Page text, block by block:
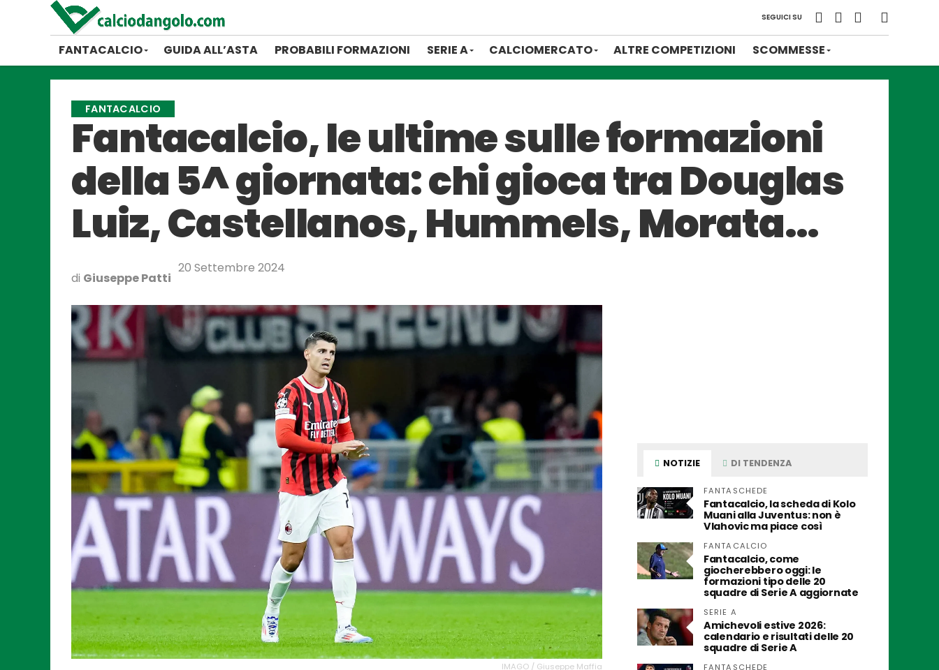
SEGUICI SU
FANTACALCIO GUIDA ALL’ASTA PROBABILI FORMAZIONI SERIE A CALCIOMERCATO ALTRE COMPETIZIONI SCOMMESSE
FANTACALCIO
Fantacalcio, le ultime sulle formazioni
della 5^ giornata: chi gioca tra Douglas
Luiz, Castellanos, Hummels, Morata…
di Giuseppe Patti
20 Settembre 2024
IMAGO / Giuseppe Maffia
NOTIZIE DI TENDENZA
FANTASCHEDE
Fantacalcio, la scheda di Kolo
Muani alla Juventus: non è
Vlahovic ma piace così
FANTACALCIO
Fantacalcio, come
giocherebbero oggi: le
formazioni tipo delle 20
squadre di Serie A aggiornate
SERIE A
Amichevoli estive 2026:
calendario e risultati delle 20
squadre di Serie A
FANTASCHEDE